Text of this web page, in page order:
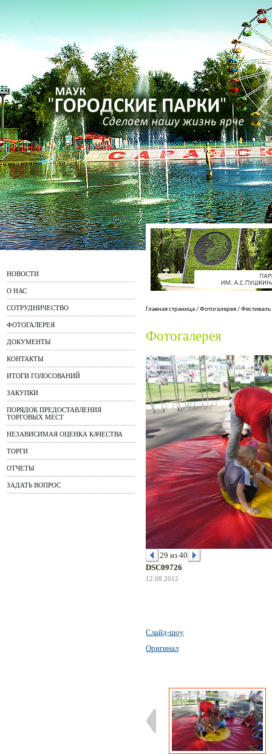
НОВОСТИ
О НАС
СОТРУДНИЧЕСТВО
ФОТОГАЛЕРЕЯ
ДОКУМЕНТЫ
КОНТАКТЫ
ИТОГИ ГОЛОСОВАНИЙ
ЗАКУПКИ
ПОРЯДОК ПРЕДОСТАВЛЕНИЯ
ТОРГОВЫХ МЕСТ
НЕЗАВИСИМАЯ ОЦЕНКА КАЧЕСТВА
ТОРГИ
ОТЧЕТЫ
ЗАДАТЬ ВОПРОС
Главная страница/Фотогалерея/
Фотогалерея
29 из 40
DSC09726
12.08.2012
Слайд-шоу
Оригинал